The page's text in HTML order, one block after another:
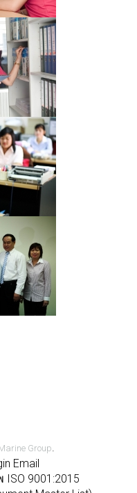
CAMERA
Group.
Email
9001:2015